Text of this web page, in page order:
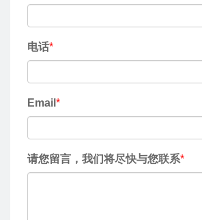
电话*
Email *
请您留言，我们将尽快与您联系*